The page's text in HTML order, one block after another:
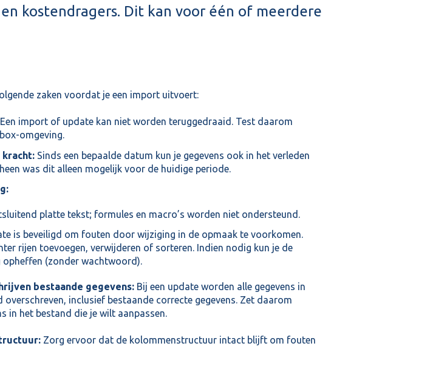
kostendragers. Dit kan voor één of meerdere
zaken voordat je een import uitvoert:
import of update kan niet worden teruggedraaid. Test daarom
omgeving.
kracht:Sinds een bepaalde datum kun je gegevens ook in het verleden
was dit alleen mogelijk voor de huidige periode.
platte tekst; formules en macro’s worden niet ondersteund.
is beveiligd om fouten door wijziging in de opmaak te voorkomen.
rijen toevoegen, verwijderen of sorteren. Indien nodig kun je de
opheffen (zonder wachtwoord).
bestaande gegevens:Bij een update worden alle gegevens in
overschreven, inclusief bestaande correcte gegevens. Zet daarom
in het bestand die je wilt aanpassen.
Zorg ervoor dat de kolommenstructuur intact blijft om fouten